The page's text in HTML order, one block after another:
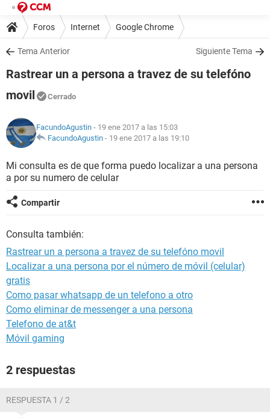
Foros Internet Google Chrome
Tema Anterior Siguiente Tema
Rastrear un a persona a travez de su telefóno
movil
Cerrado
FacundoAgustin - 19 ene 2017 a las 15:03
FacundoAgustin - 19 ene 2017 a las 19:10
Mi consulta es de que forma puedo localizar a una persona
a por su numero de celular
Compartir
Consulta también:
Rastrear un a persona a travez de su telefóno movil
Localizar a una persona por el número de móvil (celular)
gratis
Como pasar whatsapp de un telefono a otro
Como eliminar de messenger a una persona
Telefono de at&t
Móvil gaming
2 respuestas
RESPUESTA 1 / 2